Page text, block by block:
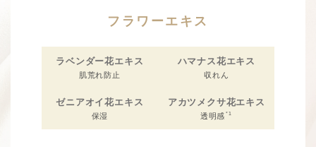
フラワーエキス
ラベンダー花エキス
肌荒れ防止
ハマナス花エキス
収れん
ゼニアオイ花エキス
保湿
アカツメクサ花エキス
透明感 *1